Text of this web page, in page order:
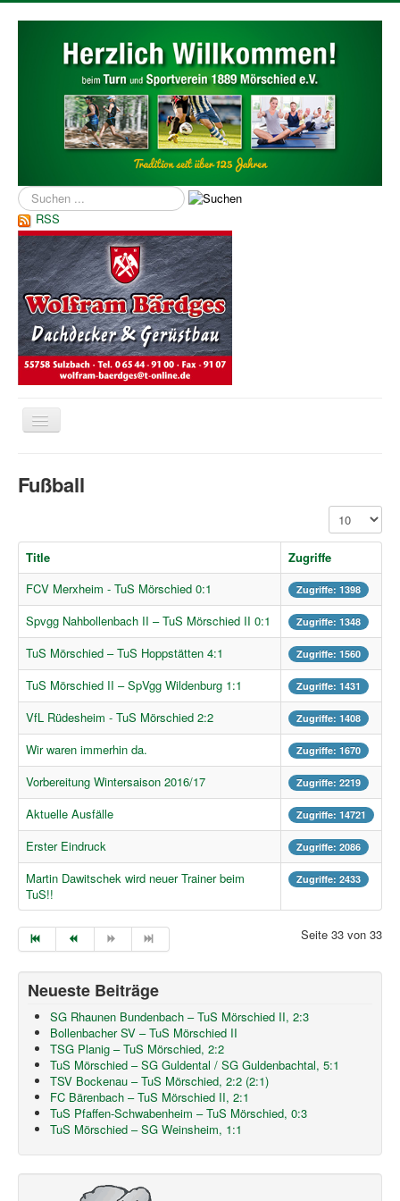
Suchen
...
RSS
Navigation
an/aus
Über uns
Laufen
Links
Bildergalerie
Benutzer
Impressum
Downloadcenter
Aktuelle Seite: Startseite News
Fußball
Anzeige #
Title
Zugriffe
FCV Merxheim - TuS Mörschied 0:1
Zugriffe: 1398
Spvgg Nahbollenbach II – TuS Mörschied II 0:1 Zugriffe: 1348
TuS Mörschied – TuS Hoppstätten 4:1 Zugriffe: 1560
TuS Mörschied II – SpVgg Wildenburg 1:1 Zugriffe: 1431
VfL Rüdesheim - TuS Mörschied 2:2 Zugriffe: 1408
Wir waren immerhin da. Zugriffe: 1670
Vorbereitung Wintersaison 2016/17 Zugriffe: 2219
Aktuelle Ausfälle Zugriffe: 14721
Erster Eindruck Zugriffe: 2086
Martin Dawitschek wird neuer Trainer beim
TuS!!
Zugriffe: 2433
Seite 33 von 33
Neueste Beiträge
SG Rhaunen Bundenbach – TuS Mörschied II, 2:3
Bollenbacher SV – TuS Mörschied II
TSG Planig – TuS Mörschied, 2:2
TuS Mörschied – SG Guldental / SG Guldenbachtal, 5:1
TSV Bockenau – TuS Mörschied, 2:2 (2:1)
FC Bärenbach – TuS Mörschied II, 2:1
TuS Pfaffen-Schwabenheim – TuS Mörschied, 0:3
TuS Mörschied – SG Weinsheim, 1:1